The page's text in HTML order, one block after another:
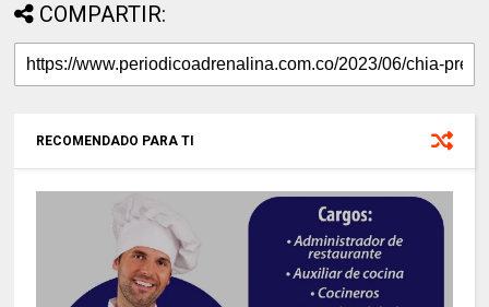
COMPARTIR:
RECOMENDADO PARA TI